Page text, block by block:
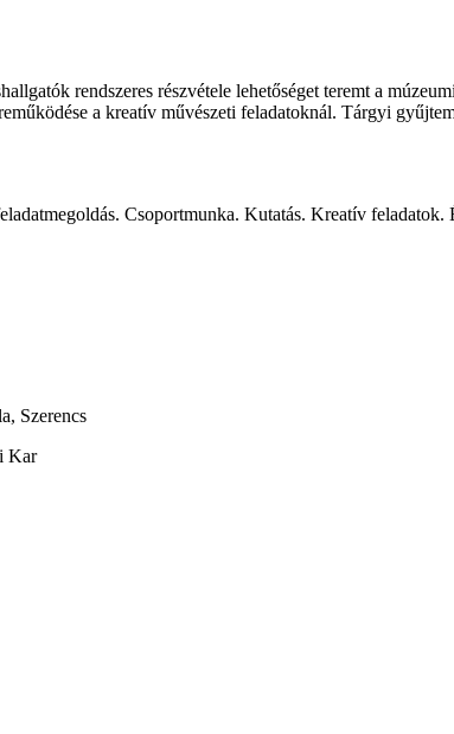
rendszeres részvétele lehetőséget teremt a
a kreatív művészeti feladatoknál. Tárgyi
Csoportmunka. Kutatás. Kreatív
Szerencs
Kar